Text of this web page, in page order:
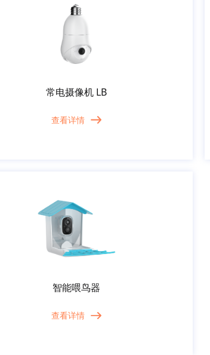
常电摄像机 LB
查看详情
智能喂鸟器
查看详情